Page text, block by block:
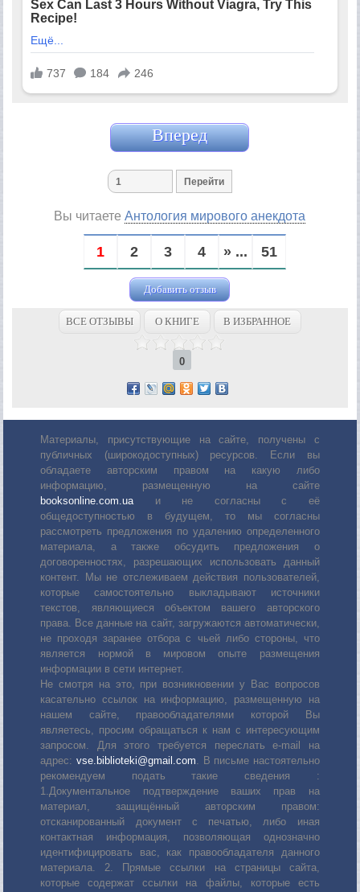
Вперед
Вы читаетеАнтология мирового анекдота
1 2 3 4 » ... 51
Добавить отзыв
ВСЕ ОТЗЫВЫ О КНИГЕ В ИЗБРАННОЕ
0
Материалы, присутствующие на сайте, получены с
публичных (широкодоступных) ресурсов. Если вы
обладаете авторским правом на какую либо
информацию, размещенную на сайте
booksonline.com.uaи не согласны с её
общедоступностью в будущем, то мы согласны
рассмотреть предложения по удалению определенного
материала, а также обсудить предложения о
договоренностях, разрешающих использовать данный
контент. Мы не отслеживаем действия пользователей,
которые самостоятельно выкладывают источники
текстов, являющиеся объектом вашего авторского
права. Все данные на сайт, загружаются автоматически,
не проходя заранее отбора с чьей либо стороны, что
является нормой в мировом опыте размещения
информации в сети интернет.
Не смотря на это, при возникновении у Вас вопросов
касательно ссылок на информацию, размещенную на
нашем сайте, правообладателями которой Вы
являетесь, просим обращаться к нам с интересующим
запросом. Для этого требуется переслать е-mail на
адрес: vse.biblioteki@gmail.com. В письме настоятельно
рекомендуем подать такие сведения :
1.Документальное подтверждение ваших прав на
материал, защищённый авторским правом:
отсканированный документ с печатью, либо иная
контактная информация, позволяющая однозначно
идентифицировать вас, как правообладателя данного
материала. 2. Прямые ссылки на страницы сайта,
которые содержат ссылки на файлы, которые есть